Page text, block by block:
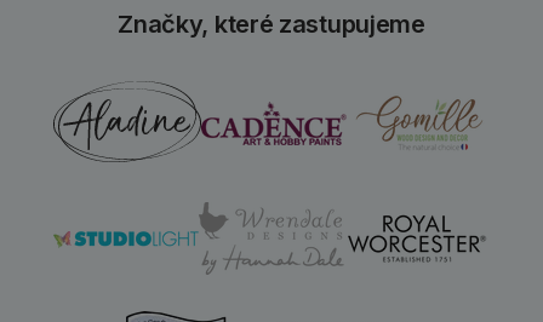
Značky, které zastupujeme